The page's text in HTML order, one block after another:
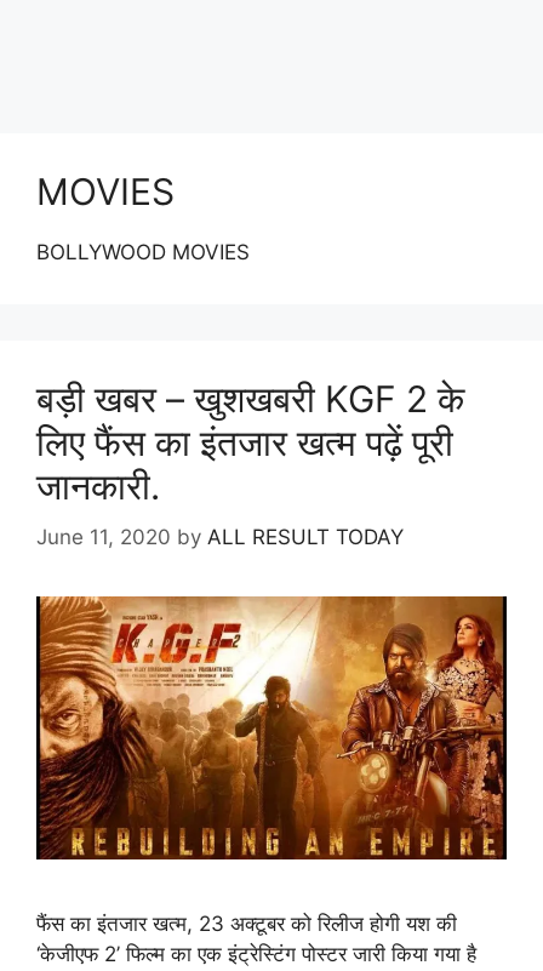
MOVIES
BOLLYWOOD MOVIES
बड़ी खबर – खुशखबरी KGF 2 के
लिए फैंस का इंतजार खत्म पढ़ें पूरी
जानकारी.
June 11, 2020 by ALL RESULT TODAY
फैंस का इंतजार खत्‍म, 23 अक्‍टूबर को रिलीज होगी यश की
‘केजीएफ 2’ फिल्‍म का एक इंट्रेस्टिंग पोस्‍टर जारी किया गया है